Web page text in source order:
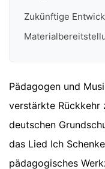
Zukünftige
Pädagogen und
verstärkte Rückkehr
deutschen
das Lied Ich
pädagogisches